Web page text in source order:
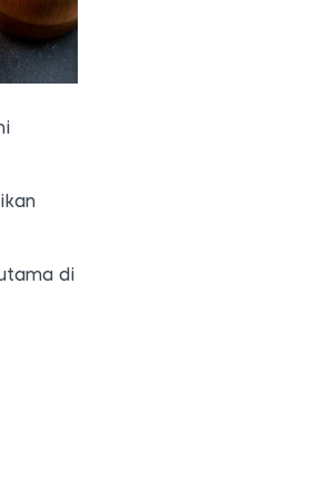
di